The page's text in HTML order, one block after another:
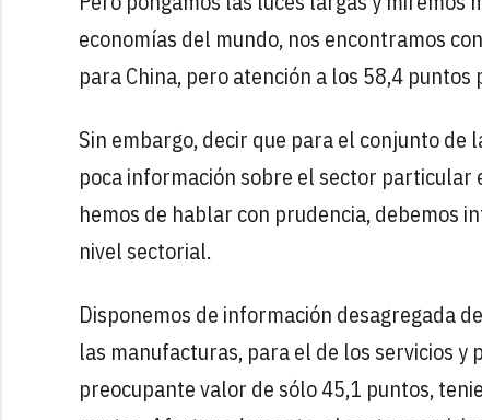
economías del mundo, nos encontramos
para China, pero atención a los 58,4 puntos
Sin embargo, decir que para el conjunto
poca información sobre el sector particular
hemos de hablar con prudencia, debemos
nivel sectorial.
Disponemos de información desagregada
las manufacturas, para el de los servicios y
preocupante valor de sólo 45,1 puntos,